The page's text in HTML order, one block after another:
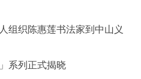
织陈惠莲书法家到中山义
系列正式揭晓